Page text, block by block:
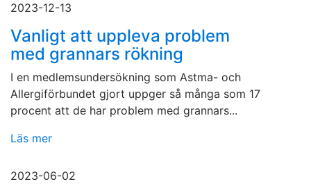
2023-12-13
Vanligt att uppleva problem
med grannars rökning
I en medlemsundersökning som Astma- och
Allergiförbundet gjort uppger så många som 17
procent att de har problem med grannars...
Läs mer
2023-06-02